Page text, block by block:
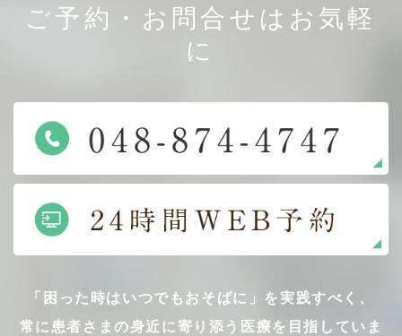
ご予約・お問合せはお気軽
に
「困った時はいつでもおそばに」を実践すべく、
常に患者さまの身近に寄り添う医療を目指していま